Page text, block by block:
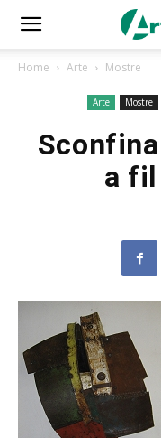
Home Arte Mostre
Arte Mostre
a fil